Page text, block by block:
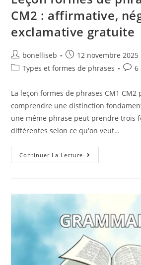
CM2 : affirmative,
exclamative gratuite
bonelliseb
12 novembre 2025
Types et formes de phrases
6
La leçon formes de phrases CM1 CM2
comprendre une distinction
une même phrase peut prendre trois
différentes selon ce qu'on veut…
Continuer La Lecture